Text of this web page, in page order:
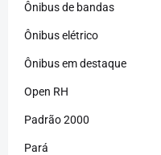
Ônibus de bandas
Ônibus elétrico
Ônibus em destaque
Open RH
Padrão 2000
Pará